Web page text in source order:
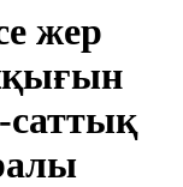
жер
саттық